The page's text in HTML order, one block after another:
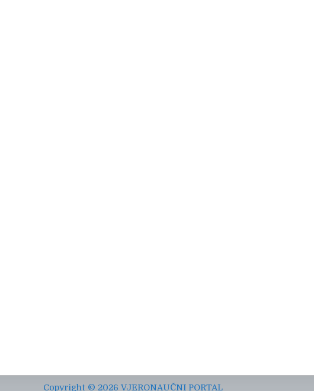
Copyright © 2026 VJERONAUČNI PORTAL